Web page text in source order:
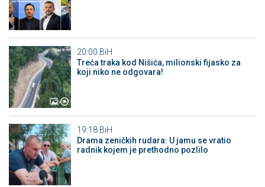
20:00 BiH
Treća traka kod Nišića, milionski fijasko za
koji niko ne odgovara!
19:18 BiH
Drama zeničkih rudara: U jamu se vratio
radnik kojem je prethodno pozlilo